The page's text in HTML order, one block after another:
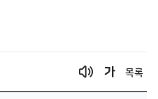
목록